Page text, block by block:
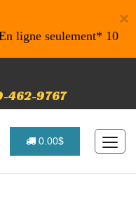
×
seulement* 10% de
462-9767
0.00$